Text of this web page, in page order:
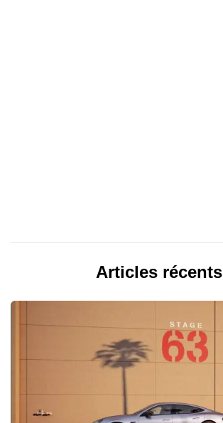
Articles récents